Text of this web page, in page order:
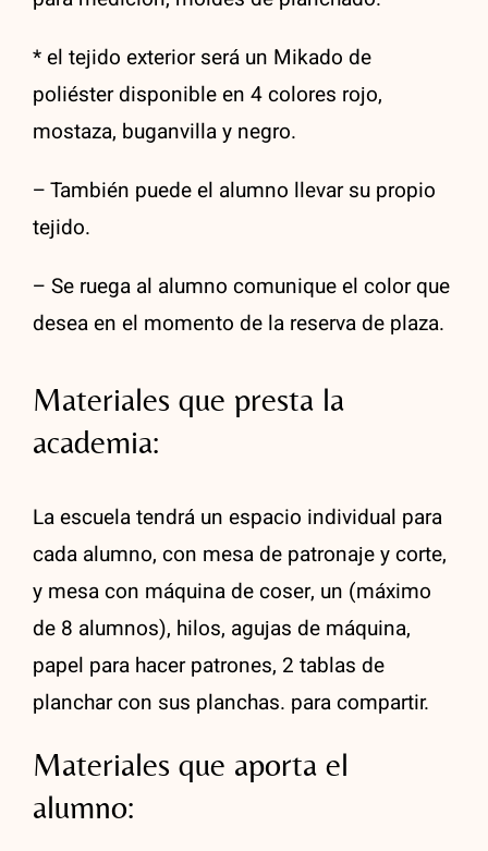
* el tejido exterior será un Mikado de
poliéster disponible en 4 colores rojo,
mostaza, buganvilla y negro.
– También puede el alumno llevar su propio
tejido.
– Se ruega al alumno comunique el color que
desea en el momento de la reserva de plaza.
Materiales que presta la
academia:
La escuela tendrá un espacio individual para
cada alumno, con mesa de patronaje y corte,
y mesa con máquina de coser, un (máximo
de 8 alumnos), hilos, agujas de máquina,
papel para hacer patrones, 2 tablas de
planchar con sus planchas. para compartir.
Materiales que aporta el
alumno: